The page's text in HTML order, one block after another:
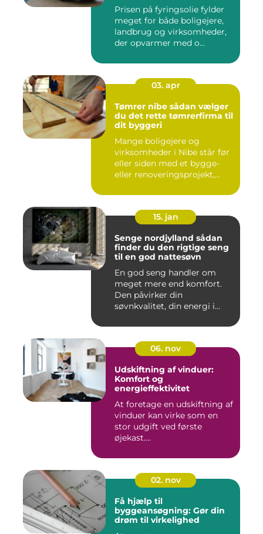
Prisen på fyringsolie fylder
meget for både boligejere,
landbrug og virksomheder,
der opvarmer med o...
03. apr
Tømrer nibe sådan vælger
du det rette tømrerfirma til
dit byggeri
Mange boligejere og
virksomheder i Nibe står før
eller siden med et bygge-
eller renoveringsprojekt,...
15. jan
Senge nordjylland sådan
finder du den rigtige seng
til en god nattesøvn
En god seng handler om
meget mere end komfort.
Den påvirker din
søvnkvalitet, din energi i
06. nov
Udskiftning af vinduer:
Komfort og
energieffektivitet
At foretage en udskiftning af
vinduer kan virke som en
stor udgift ved første
øjekast....
02. nov
Få hjælp til
byggeansøgning: Gør din
drøm til virkelighed